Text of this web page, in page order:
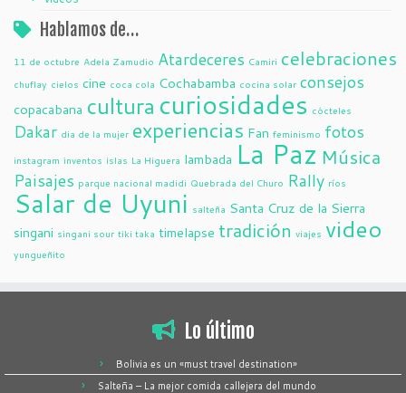
Hablamos de…
11 de octubre Adela Zamudio Atardeceres Camiri celebraciones
chuflay cielos cine coca cola Cochabamba cocina solar consejos
copacabana cultura curiosidades cócteles
Dakar dia de la mujer experiencias Fan feminismo fotos
instagram inventos islas La Higuera lambada La Paz Música
Paisajes parque nacional madidi Quebrada del Churo Rally ríos
Salar de Uyuni salteña Santa Cruz de la Sierra
singani singani sour tiki taka timelapse tradición viajes video
yungueñito
Lo último
Bolivia es un «must travel destination»
Salteña – La mejor comida callejera del mundo